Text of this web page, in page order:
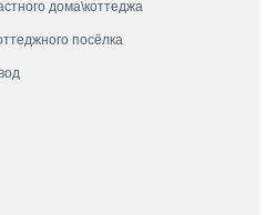
дома\коттеджа
посёлка